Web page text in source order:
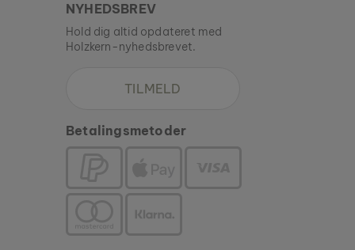
NYHEDSBREV
Hold dig altid opdateret med
Holzkern-nyhedsbrevet.
TILMELD
Betalingsmetoder